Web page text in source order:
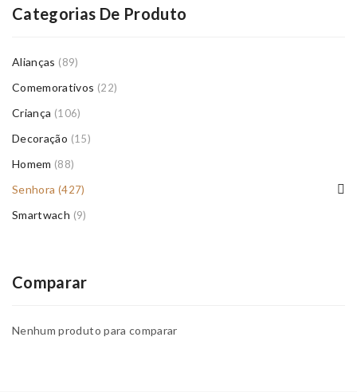
Categorias De Produto
Alianças (89)
Comemorativos (22)
Criança (106)
Decoração (15)
Homem (88)
Senhora (427)
Smartwach (9)
Comparar
Nenhum produto para comparar